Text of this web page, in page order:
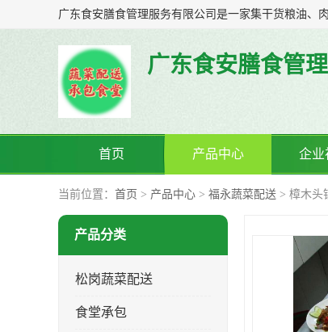
广东食安膳食管
首页 产品中心 企业
当前位置： 首页 > 产品中心 > 福永蔬菜配送 > 樟木头
产品分类
松岗蔬菜配送
食堂承包